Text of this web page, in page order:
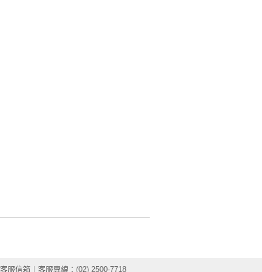
客服信箱︱客服專線：(02) 2500-7718